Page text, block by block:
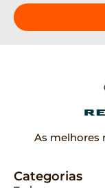
As melhores
Categorias